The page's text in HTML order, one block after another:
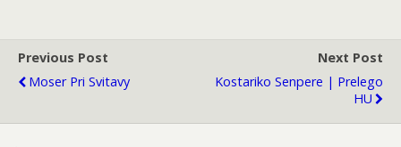
Previous Post
Moser Pri Svitavy
Next Post
Kostariko Senpere | Prelego
HU